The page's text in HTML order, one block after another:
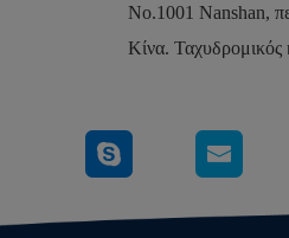
No.1001 Nanshan,
Κίνα.